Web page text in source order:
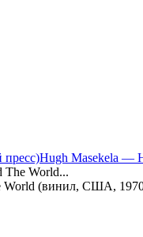
пресс)Hugh Masekela —
World...
(винил, США,